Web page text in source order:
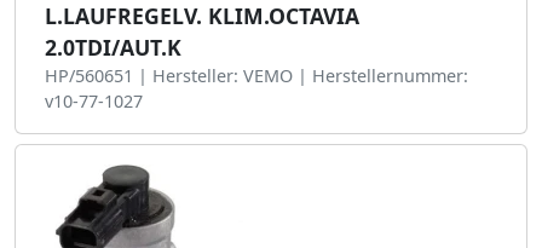
L.LAUFREGELV. KLIM.OCTAVIA
2.0TDI/AUT.K
HP/560651 | Hersteller: VEMO | Herstellernummer:
v10-77-1027